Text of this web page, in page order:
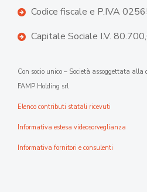
Codice fiscale e P.IVA
Capitale Sociale I.V.
Con socio unico – Società assoggettata alla
FAMP Holding srl
Elenco contributi statali ricevuti
Informativa estesa videosorveglianza
Informativa fornitori e consulenti